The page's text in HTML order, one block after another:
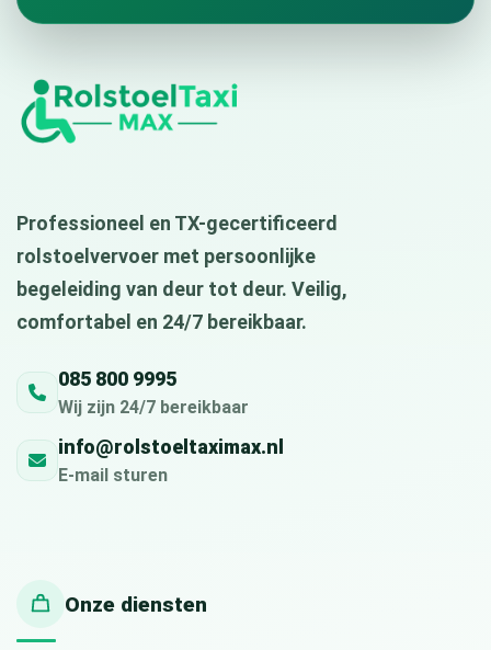
Professioneel en TX-gecertificeerd
rolstoelvervoer met persoonlijke
begeleiding van deur tot deur. Veilig,
comfortabel en 24/7 bereikbaar.
085 800 9995
Wij zijn 24/7 bereikbaar
info@rolstoeltaximax.nl
E-mail sturen
Onze diensten